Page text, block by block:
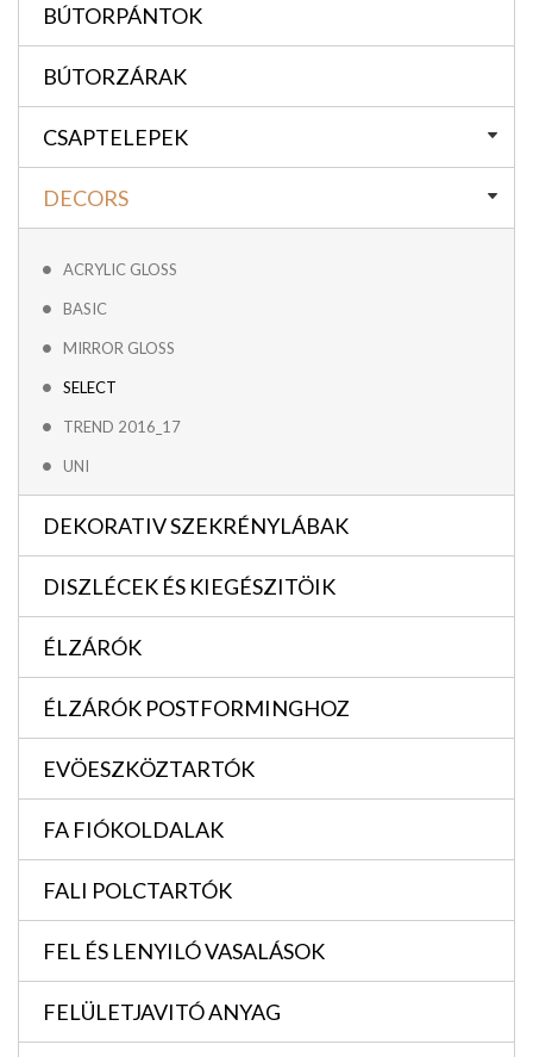
BÚTORPÁNTOK
BÚTORZÁRAK
CSAPTELEPEK
DECORS
ACRYLIC GLOSS
BASIC
MIRROR GLOSS
SELECT
TREND 2016_17
UNI
DEKORATIV SZEKRÉNYLÁBAK
DISZLÉCEK ÉS KIEGÉSZITÖIK
ÉLZÁRÓK
ÉLZÁRÓK POSTFORMINGHOZ
EVÖESZKÖZTARTÓK
FA FIÓKOLDALAK
FALI POLCTARTÓK
FEL ÉS LENYILÓ VASALÁSOK
FELÜLETJAVITÓ ANYAG